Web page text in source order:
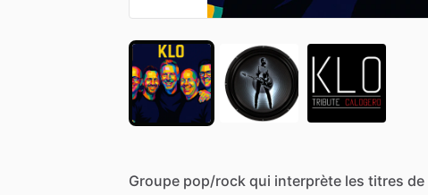
Groupe pop​/​rock qui interprète les titres de